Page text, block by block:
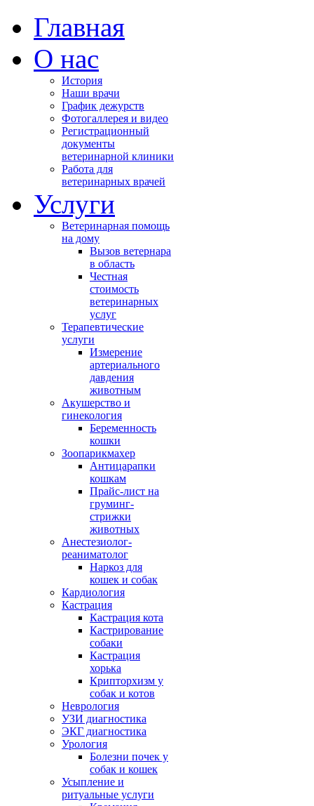
Главная
О нас
История
Наши врачи
График дежурств
Фотогаллерея и видео
Регистрационный
документы
ветеринарной клиники
Работа для
ветеринарных врачей
Услуги
Ветеринарная помощь
на дому
Вызов ветернара
в область
Честная
стоимость
ветеринарных
услуг
Терапевтические
услуги
Измерение
артериального
давдения
животным
Акушерство и
гинекология
Беременность
кошки
Зоопарикмахер
Антицарапки
кошкам
Прайс-лист на
груминг-
стрижки
животных
Анестезиолог-
реаниматолог
Наркоз для
кошек и собак
Кардиология
Кастрация
Кастрация кота
Кастрирование
собаки
Кастрация
хорька
Крипторхизм у
собак и котов
Неврология
УЗИ диагностика
ЭКГ диагностика
Урология
Болезни почек у
собак и кошек
Усыпление и
ритуальные услуги